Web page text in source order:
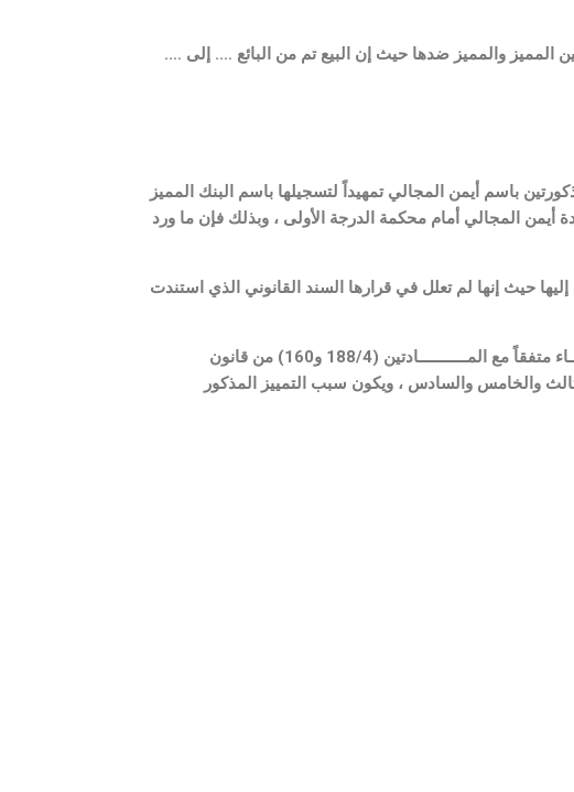
المميز والمميز ضدها حيث إن البيع تم من البائع …. إلى ….
باسم أيمن المجالي تمهيداً لتسجيلها باسم البنك المميز
المجالي أمام محكمة الدرجة الأولى ، وبذلك فإن ما ورد
حيث إنها لم تعلل في قرارها السند القانوني الذي استندت
وعن ذلك نجد أن حكم محكمة الاستئناف قد تضمن تعليلاً قانونياً وافياً وجاء مفصلاً وواضحاً وجـــــــاء متفقاً مع المـــــــــــادتين (188/4 و160) من قانون
والخامس والسادس ، ويكون سبب التمييز المذكور